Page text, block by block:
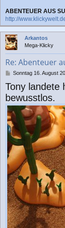
ABENTEUER AUS
http://
Arkantos
Mega-Klicky
Re: Abenteuer
B
i
r
g
Sonntag 16. August
Tony landete
bewusstlos.